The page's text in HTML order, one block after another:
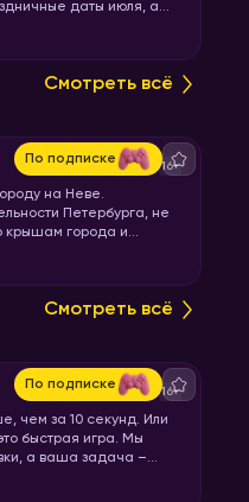
даты июля, а
этих
Смотреть всё
По подписке 16+
на Неве.
Петербурга, не
крышам города и
Перекусите
Смотреть всё
По подписке 16+
чем за 10 секунд. Или
быстрая игра. Мы
а ваша задача –